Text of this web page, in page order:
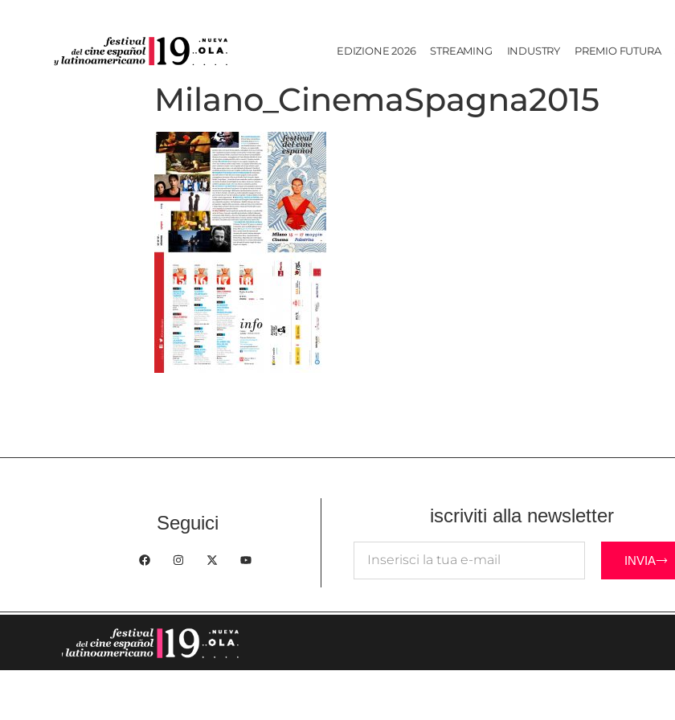
EDIZIONE 2026 STREAMING INDUSTRY PREMIO FUTURA
Milano_CinemaSpagna2015
Seguici iscriviti alla newsletter
INVIA